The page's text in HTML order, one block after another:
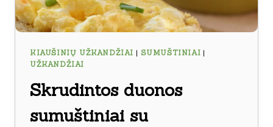
KIAUŠINIŲ UŽKANDŽIAI | SUMUŠTINIAI |
UŽKANDŽIAI
Skrudintos duonos
sumuštiniai su